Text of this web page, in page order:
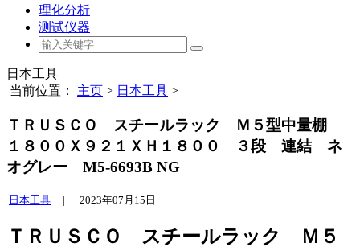
理化分析
测试仪器
日本工具
当前位置： 主页 > 日本工具 >
ＴＲＵＳＣＯ スチールラック Ｍ５型中量棚
１８００Ｘ９２１ＸＨ１８００ ３段 連結 ネ
オグレー M5-6693B NG
日本工具 | 2023年07月15日
ＴＲＵＳＣＯ スチールラック Ｍ５